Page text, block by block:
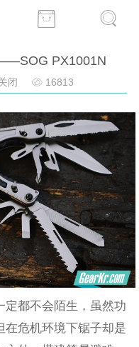
PX1001N
闭 16813
定都不会陌生，虽然功
在危机环境下锯子却是